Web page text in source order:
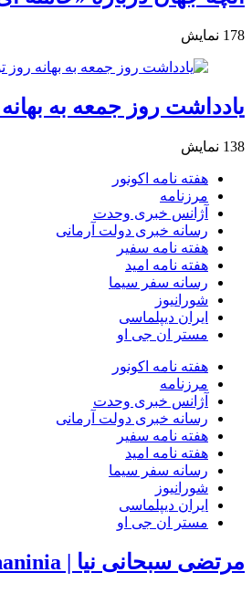
178 نمایش
یادداشت روز جمعه به
138 نمایش
هفته نامه اکونور
مرزنامه
آژانس خبری وحدت
رسانه خبری دولت آرمانی
هفته نامه سفیر
هفته نامه امید
رسانه سفر سیما
شورانیوز
ایران دیپلماسی
مستر ان جی او
هفته نامه اکونور
مرزنامه
آژانس خبری وحدت
رسانه خبری دولت آرمانی
هفته نامه سفیر
هفته نامه امید
رسانه سفر سیما
شورانیوز
ایران دیپلماسی
مستر ان جی او
مرتضی سبحانی نیا | Morteza sobhaninia